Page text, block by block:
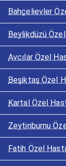
Bahçelievler
Beylikdüzü
Avcılar Özel
Beşiktaş Özel
Kartal Özel
Zeytinburnu
Fatih Özel